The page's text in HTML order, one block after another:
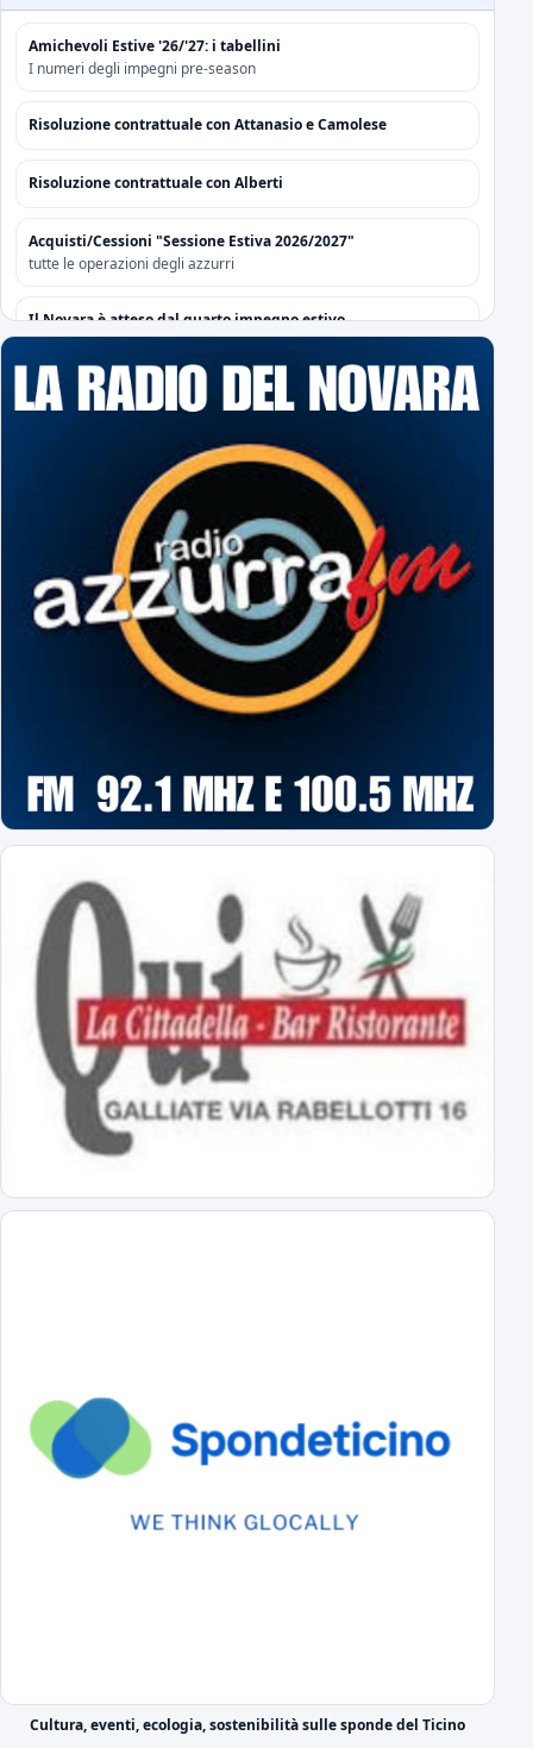
Amichevoli Estive '26/'27: i tabellini
I numeri degli impegni pre-season
Risoluzione contrattuale con Attanasio e Camolese
Risoluzione contrattuale con Alberti
Acquisti/Cessioni "Sessione Estiva 2026/2027"
tutte le operazioni degli azzurri
Il Novara è atteso dal quarto impegno estivo
Mercoledì a Chiavari. Tra amichevoli e mercato...
Orari Biglietteria "Silvio Piola"
L'Editoriale Azzurro
a cura di Massimo Barbero
Espugnato Bogliasco: Sampdoria 1 - Novara 2
terzo successo estivo per gli azzurri di Birindelli
Sampdoria-Novara: le formazioni ufficiali!
Assenti Da Graca e Lanini per affaticamento
Primavera: il calendario completo
Novara: ecco gli orari delle prime 8 giornate
esordio ad Alessandria il 22 agosto alle 18
per l'amichevole del 5 agosto 2026
Al via il ritiro ligure: Bogliasco prossima tappa!
Sampdoria-Novara; sabato pomeriggio in diretta TV
Abbonamenti Novara 2026/2027: tutte le tariffe
interi, ridotti, promo
Primavera Novara: ecco il girone!
tutti gli avversari degli azzurrini
A Novembre e Marzo i "derby" con la Pro Vercelli
Prima in trasferta poi in casa
il video di presentazione
Cultura, eventi, ecologia, sostenibilità sulle sponde del Ticino